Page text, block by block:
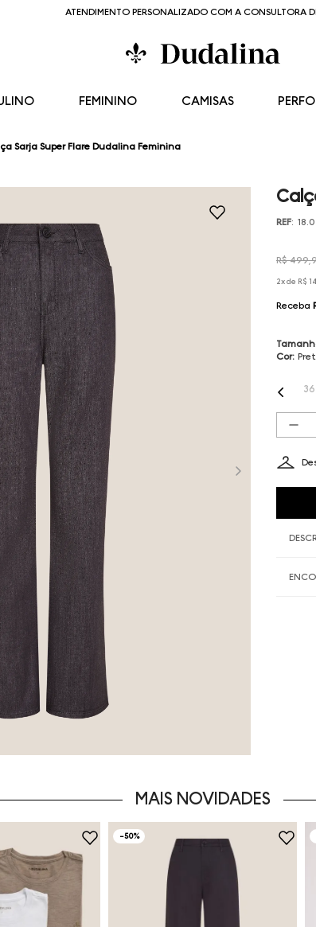
ATENDIMENTO PERSONALIZADO COM A CONSULTORA
FEMININO CAMISAS
Sarja Super Flare Dudalina Feminina
REF:
R$ 499,
2x de R$
Receba
Cor:
36
MAIS NOVIDADES
-50%